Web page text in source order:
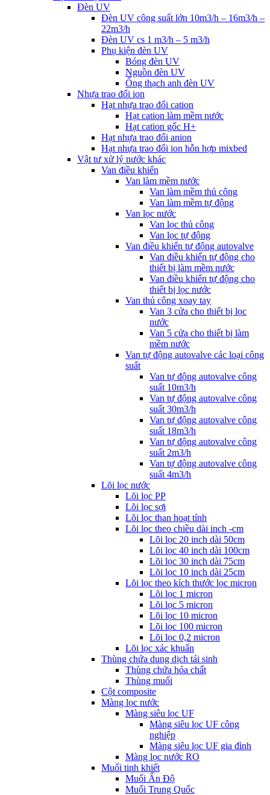
Đèn UV
Đèn UV công suất lớn 10m3/h – 16m3/h –
22m3/h
Đèn UV cs 1 m3/h – 5 m3/h
Phụ kiện đèn UV
Bóng đèn UV
Nguồn đèn UV
Ống thạch anh đèn UV
Nhựa trao đổi ion
Hạt nhựa trao đổi cation
Hạt cation làm mềm nước
Hạt cation gốc H+
Hạt nhựa trao đổi anion
Hạt nhựa trao đổi ion hỗn hợp mixbed
Vật tư xử lý nước khác
Van điều khiển
Van làm mềm nước
Van làm mềm thủ công
Van làm mềm tự động
Van lọc nước
Van lọc thủ công
Van lọc tự động
Van điều khiển tự động autovalve
Van điều khiển tự động cho
thiết bị làm mềm nước
Van điều khiển tự động cho
thiết bị lọc nước
Van thủ công xoay tay
Van 3 cửa cho thiết bị lọc
nước
Van 5 cửa cho thiết bị làm
mềm nước
Van tự động autovalve các loại công
suất
Van tự động autovalve công
suất 10m3/h
Van tự động autovalve công
suất 30m3/h
Van tự động autovalve công
suất 18m3/h
Van tự động autovalve công
suất 2m3/h
Van tự động autovalve công
suất 4m3/h
Lõi lọc nước
Lõi lọc PP
Lõi lọc sợi
Lõi lọc than hoạt tính
Lõi lọc theo chiều dài inch -cm
Lõi lọc 20 inch dài 50cm
Lõi lọc 40 inch dài 100cm
Lõi lọc 30 inch dài 75cm
Lõi lọc 10 inch dài 25cm
Lõi lọc theo kích thước lọc micron
Lõi lọc 1 micron
Lõi lọc 5 micron
Lõi lọc 10 micron
Lõi lọc 100 micron
Lõi lọc 0,2 micron
Lõi lọc xác khuẩn
Thùng chứa dung dịch tái sinh
Thùng chứa hóa chất
Thùng muối
Cột composite
Màng lọc nước
Màng siêu lọc UF
Màng siêu lọc UF công
nghiệp
Màng siêu lọc UF gia đình
Màng lọc nước RO
Muối tinh khiết
Muối Ấn Độ
Muối Trung Quốc